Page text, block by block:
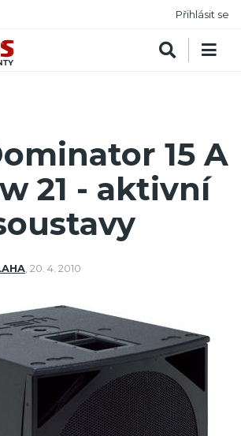
Přihlásit se
15 A
21 - aktivní
20. 4. 2010